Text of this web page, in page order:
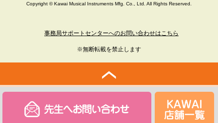
Copyright © Kawai Musical Instruments Mfg. Co., Ltd. All Rights Reserved.
事務局サポートセンターへのお問い合わせはこちら
※無断転載を禁止します